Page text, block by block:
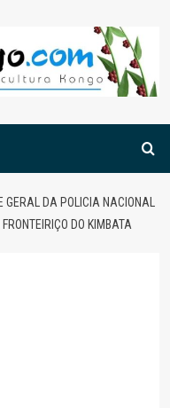
GERAL DA POLICIA NACIONAL
DO KIMBATA